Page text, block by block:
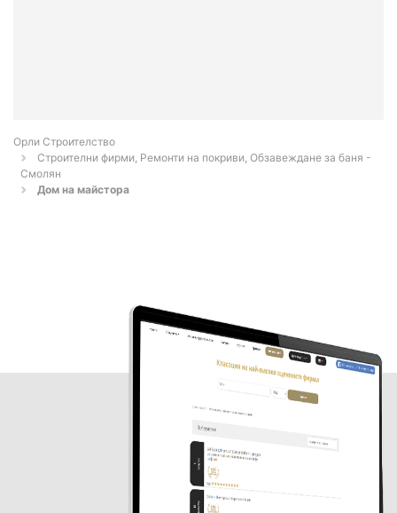
Орли Строителство
Строителни фирми, Ремонти на покриви, Обзавеждане за баня -
Смолян
Дом на майстора